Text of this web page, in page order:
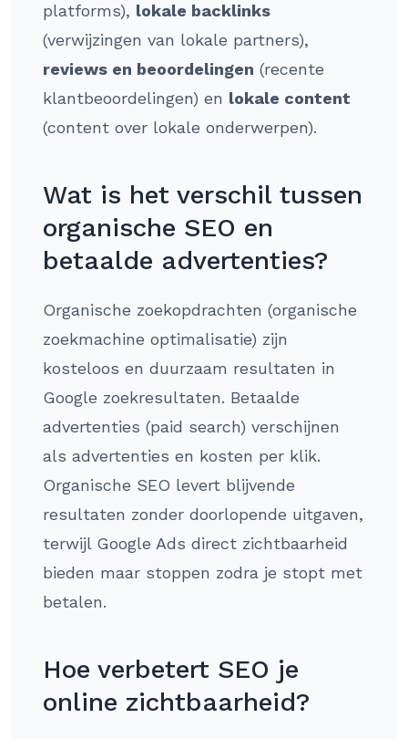
platforms), lokale backlinks
(verwijzingen van lokale partners),
reviews en beoordelingen (recente
klantbeoordelingen) en lokale content
(content over lokale onderwerpen).
Wat is het verschil tussen
organische SEO en
betaalde advertenties?
Organische zoekopdrachten (organische
zoekmachine optimalisatie) zijn
kosteloos en duurzaam resultaten in
Google zoekresultaten. Betaalde
advertenties (paid search) verschijnen
als advertenties en kosten per klik.
Organische SEO levert blijvende
resultaten zonder doorlopende uitgaven,
terwijl Google Ads direct zichtbaarheid
bieden maar stoppen zodra je stopt met
betalen.
Hoe verbetert SEO je
online zichtbaarheid?